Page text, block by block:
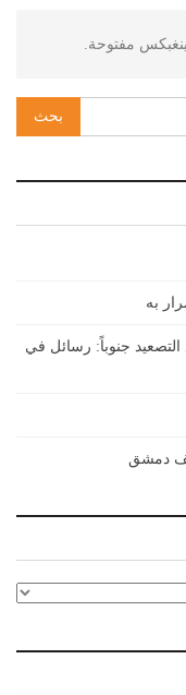
مفتوحة.
به
جنوباً: رسائل في
دمشق